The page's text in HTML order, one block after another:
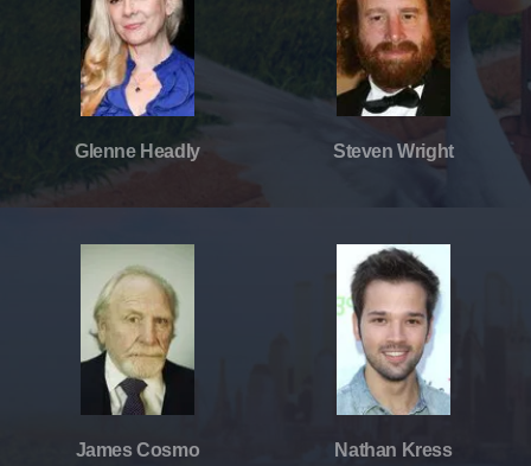
Glenne Headly Steven Wright
James Cosmo Nathan Kress